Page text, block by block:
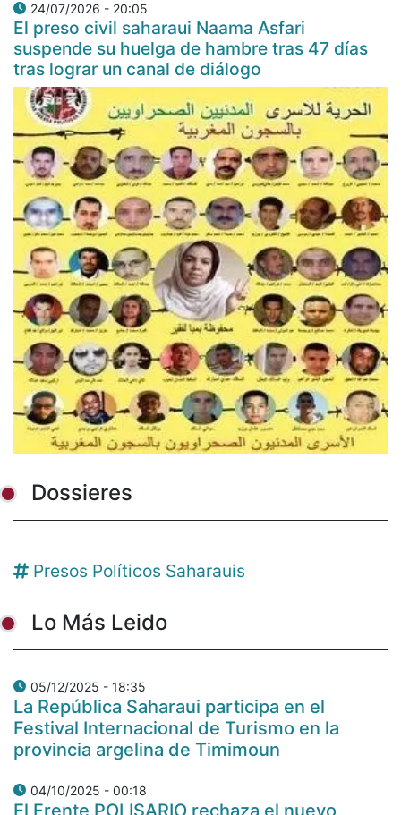
24/07/2026 - 20:05
El preso civil saharaui Naama Asfari
suspende su huelga de hambre tras 47 días
tras lograr un canal de diálogo
Dossieres
Presos Políticos Saharauis
Lo Más Leido
05/12/2025 - 18:35
La República Saharaui participa en el
Festival Internacional de Turismo en la
provincia argelina de Timimoun
04/10/2025 - 00:18
El Frente POLISARIO rechaza el nuevo